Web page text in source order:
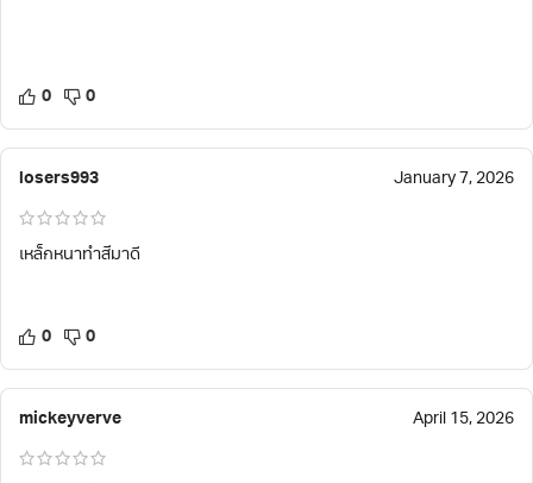
0 0
losers993 January 7, 2026
เหล็กหนาทำสีมาดี
0 0
mickeyverve April 15, 2026